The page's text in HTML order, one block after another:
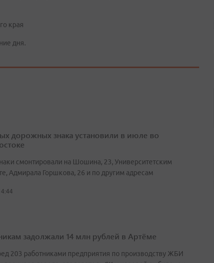
края
дня.
дорожных знака установили в июле во
смонтировали на Шошина, 23, Университетским
Адмирала Горшкова, 26 и по другим адресам
задолжали 14 млн рублей в Артёме
203 работниками предприятия по производству ЖБИ